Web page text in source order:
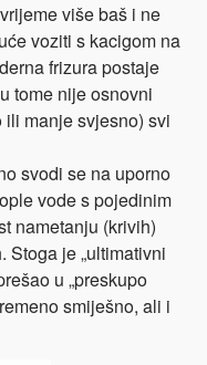
više baš i ne
voziti s kacigom na
frizura postaje
tome nije osnovni
ili manje svjesno) svi
svodi se na uporno
vode s pojedinim
nametanju (krivih)
Stoga je „ultimativni
u „preskupo
smiješno, ali i